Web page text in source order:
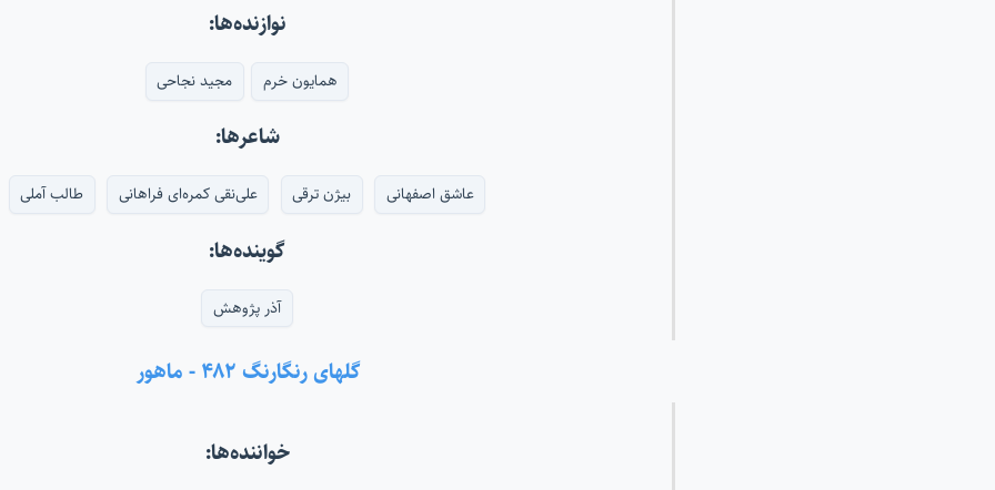
نوازنده‌ها:
همایون خرم مجید نجاحی
شاعرها:
عاشق اصفهانی بیژن ترقی علی‌نقی کمره‌ای فراهانی طالب آملی
گوینده‌ها:
آذر پژوهش
گلهای رنگارنگ ۴۸۲ - ماهور
خواننده‌ها: